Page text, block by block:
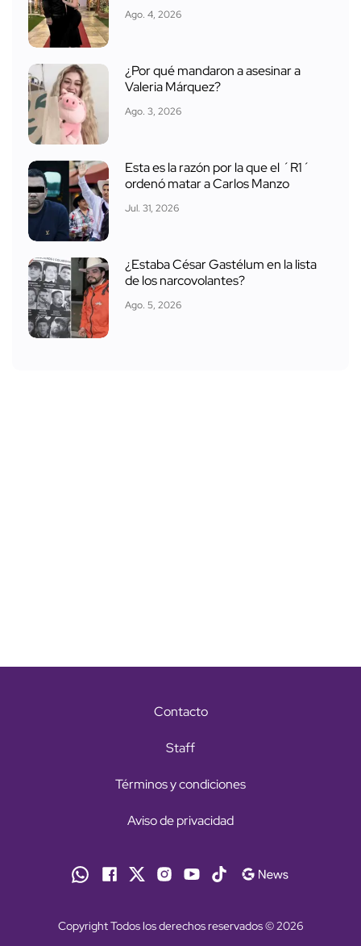
Ago. 4, 2026
¿Por qué mandaron a asesinar a
Valeria Márquez?
Ago. 3, 2026
Esta es la razón por la que el ´R1´
ordenó matar a Carlos Manzo
Jul. 31, 2026
¿Estaba César Gastélum en la lista
de los narcovolantes?
Ago. 5, 2026
Contacto
Staff
Términos y condiciones
Aviso de privacidad
Copyright Todos los derechos reservados © 2026